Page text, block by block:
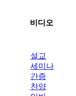
비디오
설교
세미나
간증
찬양